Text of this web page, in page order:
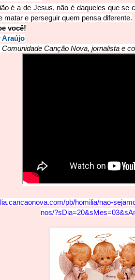
é a de Jesus, não é daqueles que se
matar e perseguir quem pensa diferente.
você!
Araújo
Canção Nova, jornalista e
pb/homilia/nao-seja
nos/